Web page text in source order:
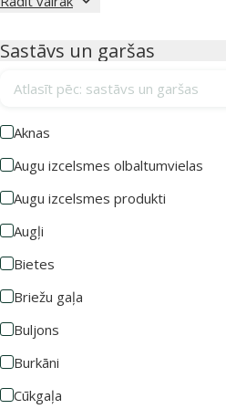
Sastāvs un garšas
Atlasīt pēc: sastāvs un garšas
Aknas
Augu izcelsmes olbaltumvielas
Augu izcelsmes produkti
Augļi
Bietes
Briežu gaļa
Buljons
Burkāni
Cūkgaļa